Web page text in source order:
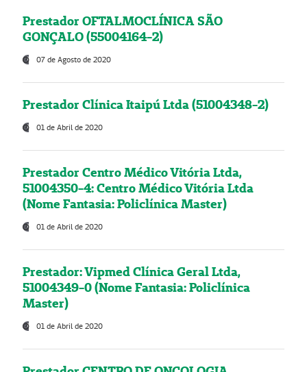
Prestador OFTALMOCLÍNICA SÃO
GONÇALO (55004164-2)
07 de Agosto de 2020
Prestador Clínica Itaipú Ltda (51004348-2)
01 de Abril de 2020
Prestador Centro Médico Vitória Ltda,
51004350-4: Centro Médico Vitória Ltda
(Nome Fantasia: Policlínica Master)
01 de Abril de 2020
Prestador: Vipmed Clínica Geral Ltda,
51004349-0 (Nome Fantasia: Policlínica
Master)
01 de Abril de 2020